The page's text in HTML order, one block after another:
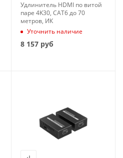
Удлинитель HDMI по витой
паре 4K30, CAT6 до 70
метров, ИК
Уточнить наличие
8 157 руб